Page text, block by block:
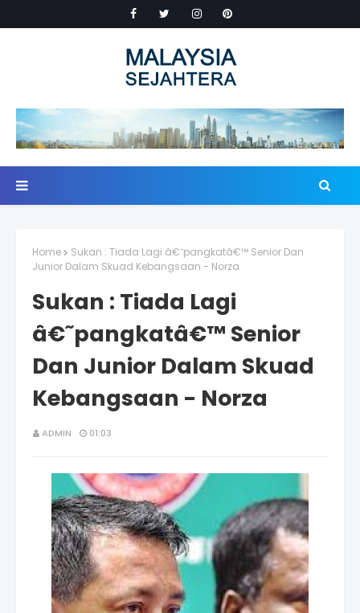
Home
Sukan : Tiada Lagi â€˜pangkatâ€™ Senior Dan
Junior Dalam Skuad Kebangsaan - Norza
Sukan : Tiada Lagi
â€˜pangkatâ€™ Senior
Dan Junior Dalam Skuad
Kebangsaan - Norza
ADMIN 01:03